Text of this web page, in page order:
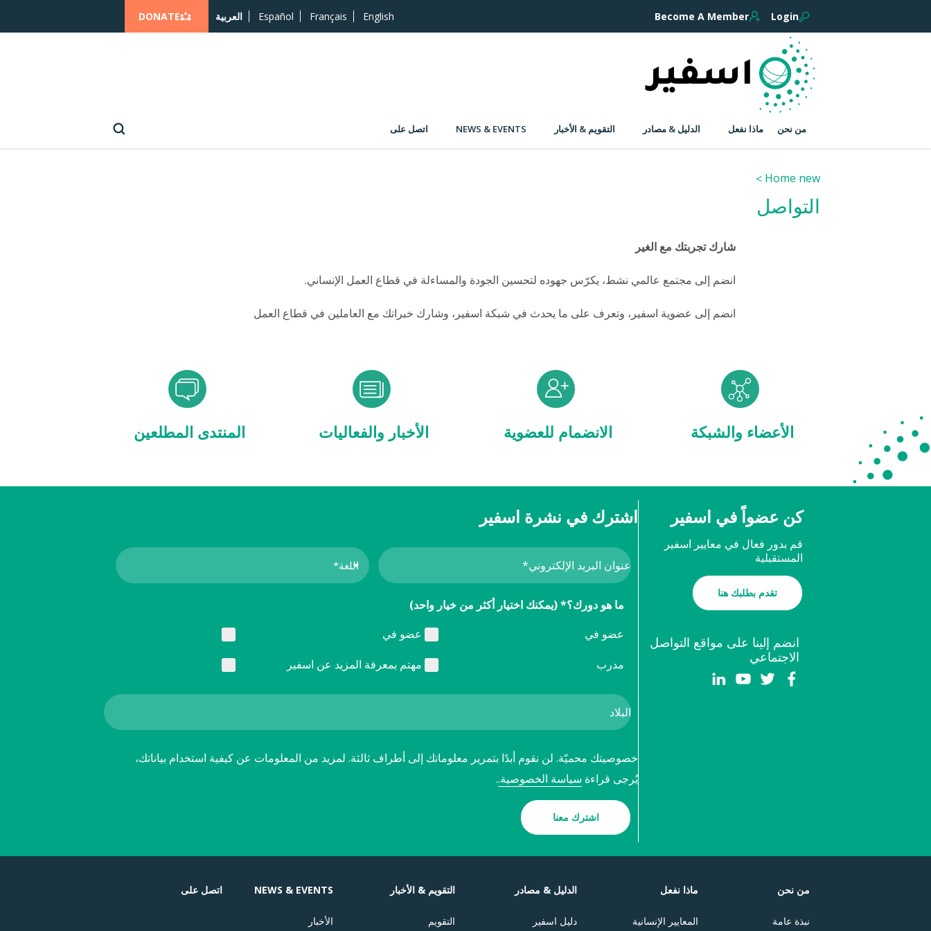
Login
Become A Member
English
Français
Español العربية DONATE
من نحن ماذا نفعل الدليل & مصادر التقويم & الأخبار NEWS & EVENTS اتصل على
Home new
التواصل
شارك تجربتك مع الغير
انضم إلى مجتمع عالمي نشط، يكرّس جهوده لتحسين الجودة والمساءلة في قطاع العمل الإنساني.
انضم إلى عضوية اسفير، وتعرف على ما يحدث في شبكة اسفير، وشارك خبراتك مع العاملين في قطاع العمل
الأعضاء والشبكة الانضمام للعضوية الأخبار والفعاليات المنتدى المطلعين
كن عضواً في اسفير
قم بدور فعال في معايير اسفير
المستقبلية
تقدم بطلبك هنا
انضم إلينا على مواقع التواصل
الاجتماعي
اشترك في نشرة اسفير
ما هو دورك؟* (يمكنك اختيار أكثر من خيار واحد)
عضو في
عضو في
مدرب
مهتم بمعرفة المزيد عن اسفير
خصوصيتك محميّة. لن نقوم أبدًا بتمرير معلوماتك إلى أطراف ثالثة. لمزيد من المعلومات عن كيفية استخدام بياناتك،
يُرجى قراءة سياسة الخصوصية..
اشترك معنا
من نحن
نبذة عامة
ماذا نفعل
المعايير الإنسانية
الدليل & مصادر
دليل اسفير
التقويم & الأخبار
التقويم
NEWS & EVENTS
الأخبار
اتصل على